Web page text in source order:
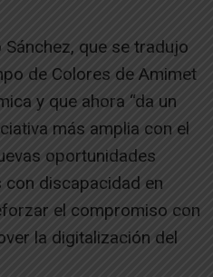
Sánchez, que se tradujo
de Colores de Amimet
y que ahora “da un
más amplia con el
oportunidades
discapacidad en
el compromiso con
la digitalización del